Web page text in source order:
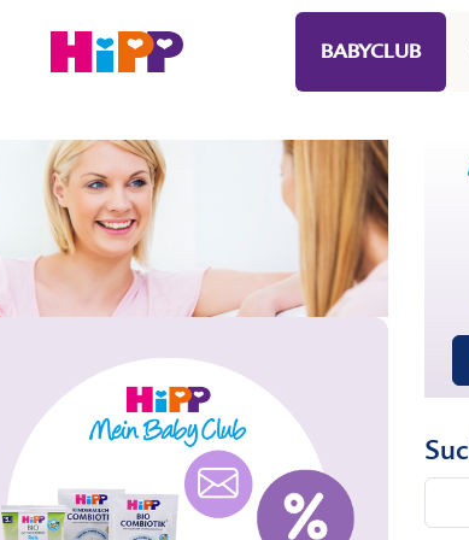
BABYCLUB